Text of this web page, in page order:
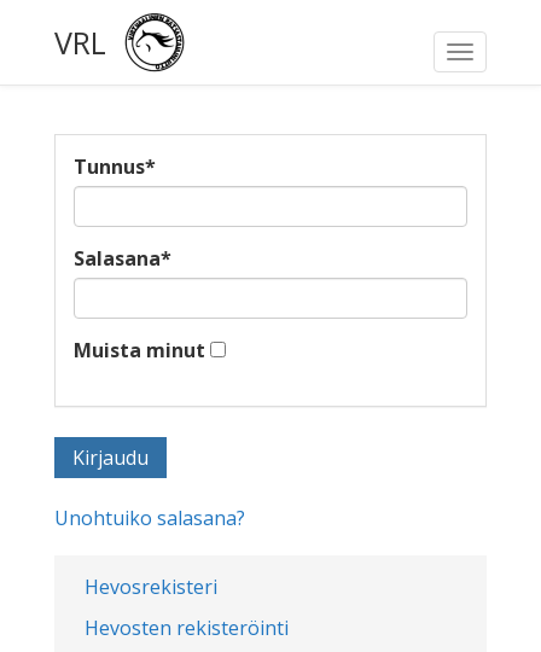
Toggle
VRL
Hevosrekisteri
Hevosten rekisteröinti
Tunnus*
Salasana*
Muista minut
Unohtuiko salasana?